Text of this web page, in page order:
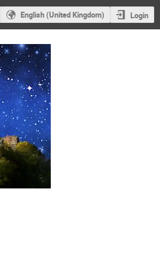
English (United Kingdom) Login